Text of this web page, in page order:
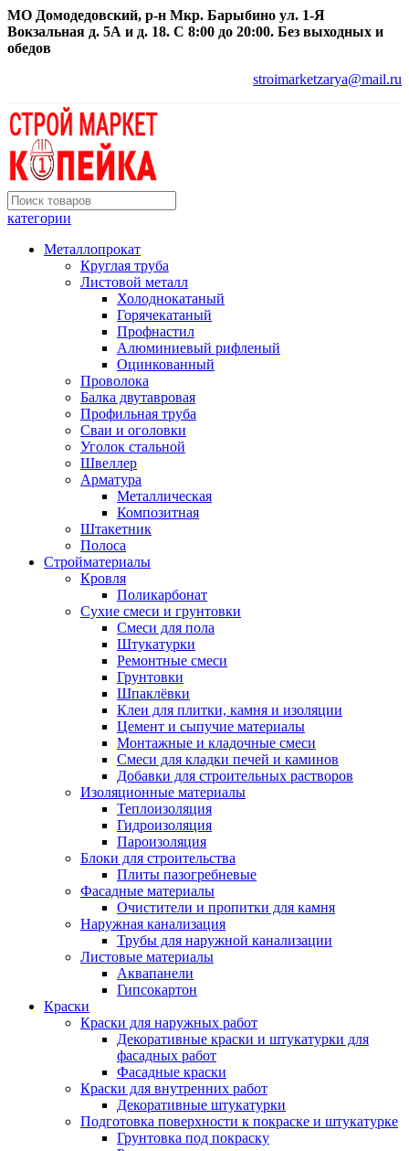
МО Домодедовский, р-н Мкр. Барыбино ул. 1-Я
Вокзальная д. 5А и д. 18. С 8:00 до 20:00. Без выходных и
обедов
stroimarketzarya@mail.ru
категории
Металлопрокат
Круглая труба
Листовой металл
Холоднокатаный
Горячекатаный
Профнастил
Алюминиевый рифленый
Оцинкованный
Проволока
Балка двутавровая
Профильная труба
Сваи и оголовки
Уголок стальной
Швеллер
Арматура
Металлическая
Композитная
Штакетник
Полоса
Стройматериалы
Кровля
Поликарбонат
Сухие смеси и грунтовки
Смеси для пола
Штукатурки
Ремонтные смеси
Грунтовки
Шпаклёвки
Клеи для плитки, камня и изоляции
Цемент и сыпучие материалы
Монтажные и кладочные смеси
Смеси для кладки печей и каминов
Добавки для строительных растворов
Изоляционные материалы
Теплоизоляция
Гидроизоляция
Пароизоляция
Блоки для строительства
Плиты пазогребневые
Фасадные материалы
Очистители и пропитки для камня
Наружная канализация
Трубы для наружной канализации
Листовые материалы
Аквапанели
Гипсокартон
Краски
Краски для наружных работ
Декоративные краски и штукатурки для
фасадных работ
Фасадные краски
Краски для внутренних работ
Декоративные штукатурки
Подготовка поверхности к покраске и штукатурке
Грунтовка под покраску